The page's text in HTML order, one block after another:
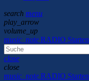
search menu
play_arrow
volume_up
music_note RADIO Starten
close
close
music_note RADIO Starten